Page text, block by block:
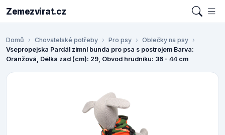
Zemezvirat.cz
Domů Chovatelské potřeby Pro psy
Oblečky na psy
Vsepropejska Pardál zimní bunda pro psa s postrojem Barva:
Oranžová, Délka zad (cm): 29, Obvod hrudníku: 36 - 44 cm